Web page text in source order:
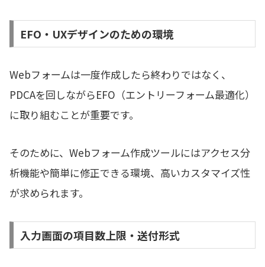
EFO・UXデザインのための環境
Webフォームは一度作成したら終わりではなく、
PDCAを回しながらEFO（エントリーフォーム最適化）
に取り組むことが重要です。
そのために、Webフォーム作成ツールにはアクセス分
析機能や簡単に修正できる環境、高いカスタマイズ性
が求められます。
入力画面の項目数上限・送付形式